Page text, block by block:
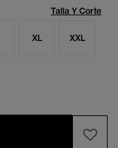
Talla Y Corte
XL XXL